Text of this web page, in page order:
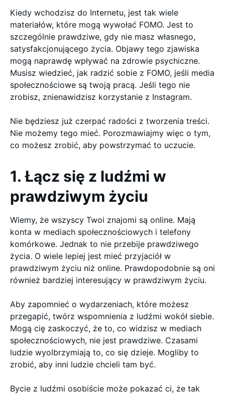
Kiedy wchodzisz do Internetu, jest tak wiele
materiałów, które mogą wywołać FOMO. Jest to
szczególnie prawdziwe, gdy nie masz własnego,
satysfakcjonującego życia. Objawy tego zjawiska
mogą naprawdę wpływać na zdrowie psychiczne.
Musisz wiedzieć, jak radzić sobie z FOMO, jeśli media
społecznościowe są twoją pracą. Jeśli tego nie
zrobisz, znienawidzisz korzystanie z Instagram.
Nie będziesz już czerpać radości z tworzenia treści.
Nie możemy tego mieć. Porozmawiajmy więc o tym,
co możesz zrobić, aby powstrzymać to uczucie.
1. Łącz się z ludźmi w
prawdziwym życiu
Wiemy, że wszyscy Twoi znajomi są online. Mają
konta w mediach społecznościowych i telefony
komórkowe. Jednak to nie przebije prawdziwego
życia. O wiele lepiej jest mieć przyjaciół w
prawdziwym życiu niż online. Prawdopodobnie są oni
również bardziej interesujący w prawdziwym życiu.
Aby zapomnieć o wydarzeniach, które możesz
przegapić, twórz wspomnienia z ludźmi wokół siebie.
Mogą cię zaskoczyć, że to, co widzisz w mediach
społecznościowych, nie jest prawdziwe. Czasami
ludzie wyolbrzymiają to, co się dzieje. Mogliby to
zrobić, aby inni ludzie chcieli tam być.
Bycie z ludźmi osobiście może pokazać ci, że tak